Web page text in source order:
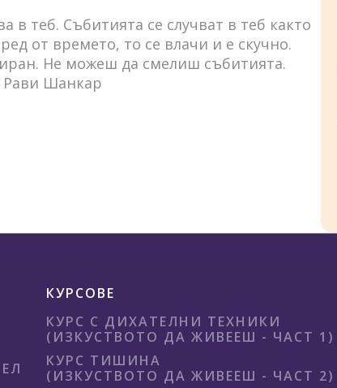
в теб. Събитията се случват в теб както
от времето, то се влачи и е скучно.
Не можеш да смелиш събитията.
Шанкар
КУРСОВЕ
КУРС С ДИХАТЕЛНИ ТЕХНИКИ
(ИЗКУСТВОТО ДА ЖИВЕЕШ - ЧАСТ 1)
КУРС ТИШИНА
(ИЗКУСТВОТО ДА ЖИВЕЕШ - ЧАСТ 2)